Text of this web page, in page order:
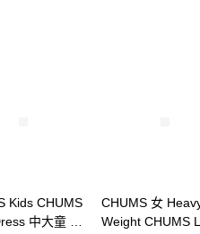
人或監護人之同意方可使用
引起之損失，本公司不負相關責
Kids CHUMS
中大童 短
CHUMS 女
Weight CHUMS